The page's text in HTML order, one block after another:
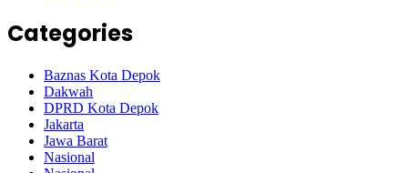
Categories
Baznas Kota Depok
Dakwah
DPRD Kota Depok
Jakarta
Jawa Barat
Nasional